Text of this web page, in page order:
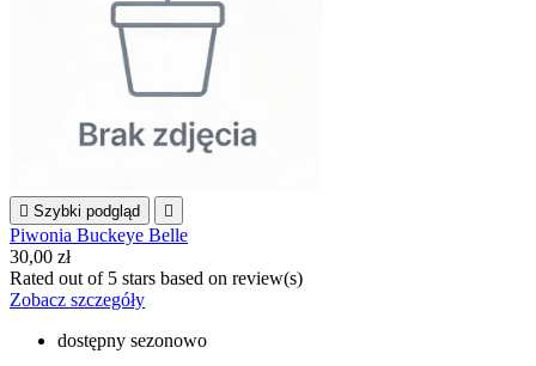
 Szybki podgląd 
Piwonia Buckeye Belle
30,00 zł
Rated out of 5 stars based on review(s)
Zobacz szczegóły
dostępny sezonowo